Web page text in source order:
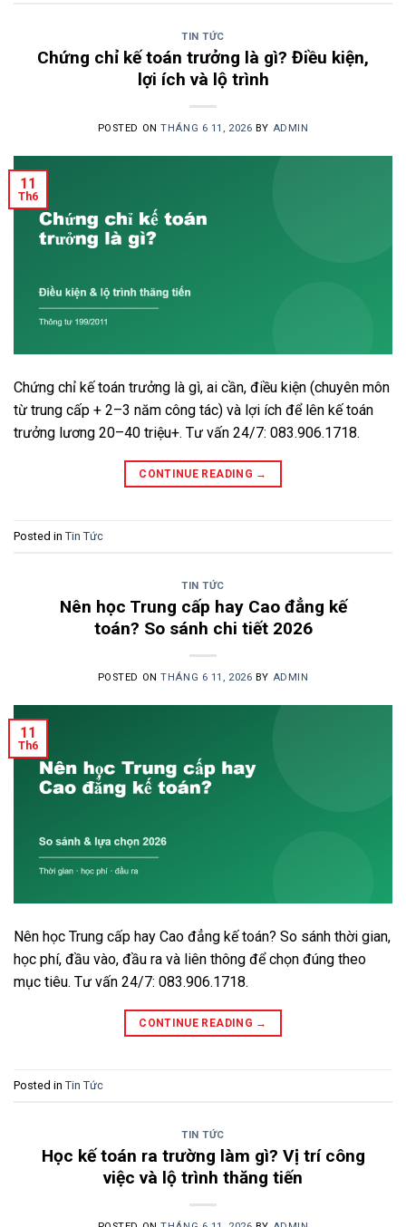
TIN TỨC
Chứng chỉ kế toán trưởng là gì? Điều kiện,
lợi ích và lộ trình
POSTED ONTHÁNG 6 11, 2026 BY ADMIN
11
Th6
Chứng chỉ kế toán trưởng là gì, ai cần, điều kiện (chuyên môn
từ trung cấp + 2–3 năm công tác) và lợi ích để lên kế toán
trưởng lương 20–40 triệu+. Tư vấn 24/7: 083.906.1718.
CONTINUE READING →
Posted in Tin Tức
TIN TỨC
Nên học Trung cấp hay Cao đẳng kế
toán? So sánh chi tiết 2026
POSTED ONTHÁNG 6 11, 2026 BY ADMIN
11
Th6
Nên học Trung cấp hay Cao đẳng kế toán? So sánh thời gian,
học phí, đầu vào, đầu ra và liên thông để chọn đúng theo
mục tiêu. Tư vấn 24/7: 083.906.1718.
CONTINUE READING →
Posted in Tin Tức
TIN TỨC
Học kế toán ra trường làm gì? Vị trí công
việc và lộ trình thăng tiến